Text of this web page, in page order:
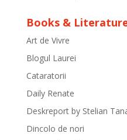
Books &
Art de Vivre
Blogul Laurei
Cataratorii
Daily Renate
Deskreport by Stelian
Dincolo de nori